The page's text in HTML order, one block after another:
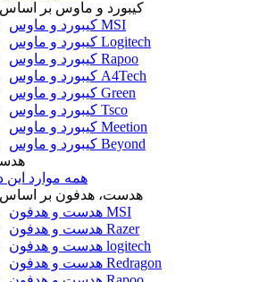
کیبورد و ماوس بر اساس
کیبورد و ماوس MSI
کیبورد و ماوس Logitech
کیبورد و ماوس Rapoo
کیبورد و ماوس A4Tech
کیبورد و ماوس Green
کیبورد و ماوس Tsco
کیبورد و ماوس Meetion
کیبورد و ماوس Beyond
همه موارد این
هدست، هدفون بر اساس
هدست و هدفون MSI
هدست و هدفون Razer
هدست و هدفون logitech
هدست و هدفون Redragon